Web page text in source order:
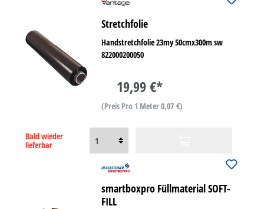
Stretchfolie
Handstretchfolie 23my 50cmx300m sw
822000200050
19,99 €*
(Preis Pro 1 Meter 0,07 €)
Bald wieder
lieferbar
smartboxpro Füllmaterial SOFT-
FILL